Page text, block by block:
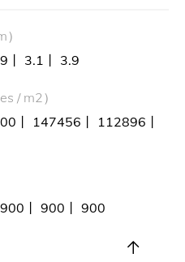
丨 3.1丨 3.9
/ m2）
丨 147456丨 112896丨
丨 900丨 900